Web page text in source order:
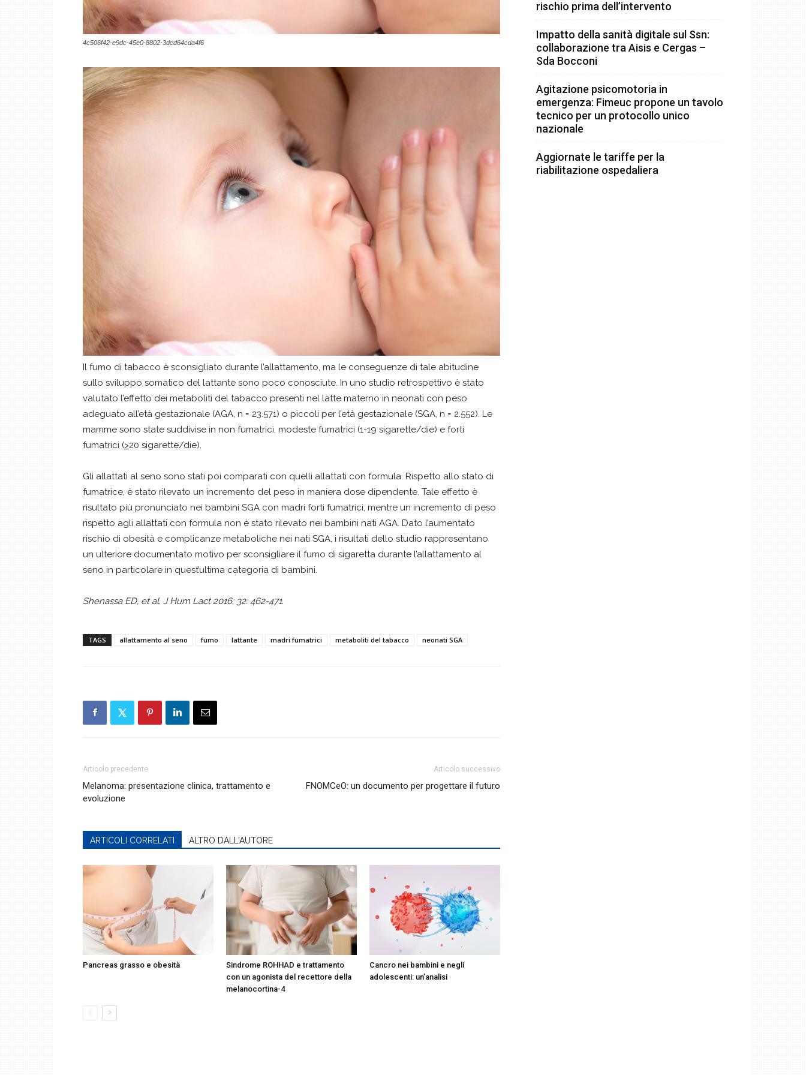
4c506f42-e9dc-45e0-8802-3dcd64cda4f6
Il fumo di tabacco è sconsigliato durante l’allattamento, ma le conseguenze di tale abitudine
sullo sviluppo somatico del lattante sono poco conosciute. In uno studio retrospettivo è stato
valutato l’effetto dei metaboliti del tabacco presenti nel latte materno in neonati con peso
adeguato all’età gestazionale (AGA, n = 23.571) o piccoli per l’età gestazionale (SGA, n = 2.552). Le
mamme sono state suddivise in non fumatrici, modeste fumatrici (1-19 sigarette/die) e forti
fumatrici (>20 sigarette/die).
Gli allattati al seno sono stati poi comparati con quelli allattati con formula. Rispetto allo stato di
fumatrice, è stato rilevato un incremento del peso in maniera dose dipendente. Tale effetto è
risultato più pronunciato nei bambini SGA con madri forti fumatrici, mentre un incremento di peso
rispetto agli allattati con formula non è stato rilevato nei bambini nati AGA. Dato l’aumentato
rischio di obesità e complicanze metaboliche nei nati SGA, i risultati dello studio rappresentano
un ulteriore documentato motivo per sconsigliare il fumo di sigaretta durante l’allattamento al
seno in particolare in quest’ultima categoria di bambini.
Shenassa ED, et al. J Hum Lact 2016; 32: 462-471.
TAGS allattamento al seno fumo lattante madri fumatrici metaboliti del tabacco neonati SGA
Articolo precedente
Melanoma: presentazione clinica, trattamento e
evoluzione
Articolo successivo
FNOMCeO: un documento per progettare il futuro
ARTICOLI CORRELATI ALTRO DALL'AUTORE
Pancreas grasso e obesità
Sindrome ROHHAD e trattamento
con un agonista del recettore della
melanocortina-4
Cancro nei bambini e negli
adolescenti: un’analisi
rischio prima dell’intervento
Impatto della sanità digitale sul Ssn:
collaborazione tra Aisis e Cergas –
Sda Bocconi
Agitazione psicomotoria in
emergenza: Fimeuc propone un tavolo
tecnico per un protocollo unico
nazionale
Aggiornate le tariffe per la
riabilitazione ospedaliera